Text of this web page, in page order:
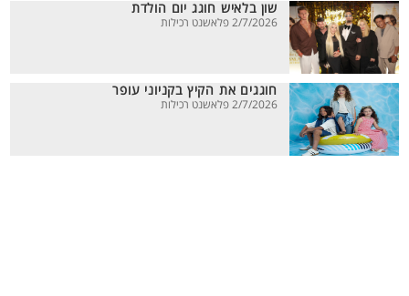
שון בלאיש חוגג יום הולדת
2/7/2026 פלאשנט רכילות
חוגגים את הקיץ בקניוני עופר
2/7/2026 פלאשנט רכילות